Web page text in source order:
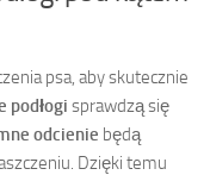
psa, aby skutecznie
podłogi sprawdzą się
odcienie będą
Dzięki temu